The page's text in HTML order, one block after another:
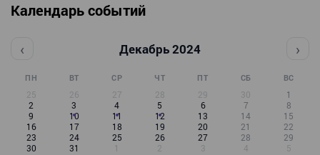
Календарь событий
‹ Декабрь 2024 ›
ПН ВТ СР ЧТ ПТ СБ ВС
25 26 27 28 29 30
1
2
3 4 5 6 7
8
9
10 11 12 13 14
15
16
17 18 19 20 21
22
23
24 25 26 27 28
29
30
31 1 2 3 4 5